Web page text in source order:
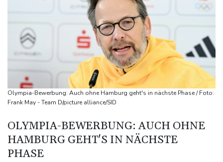
WTA: Sabalenka scheitert überraschend in Toronto
Zwei Bombenanschläge in Kolumbien an erstem Tag im Amt des
neuen Präsidenten Espriella
Busemann: Kein EM-Titel für Neugebauer wäre "eine
Becker: Wer mehr will als Klassenerhalt hat "Fehler im Kopf"
Sohn: Krebs von Ex-Präsident Joe Biden hat sich ausgebreitet
und Metastasen gebildet
Vorgaben des Bundes geknüpft
FIFA stärkt Infantino - und holt zum Rundumschlag aus
Olympia-Bewerbung: Auch ohne Hamburg geht's in nächste Phase / Foto:
Frank May - Team D/picture alliance/SID
OLYMPIA-BEWERBUNG: AUCH OHNE
HAMBURG GEHT'S IN NÄCHSTE
PHASE